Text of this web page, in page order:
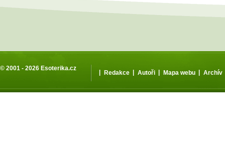
© 2001 - 2026 Esoterika.cz
| Redakce | Autoři | Mapa webu | Archív